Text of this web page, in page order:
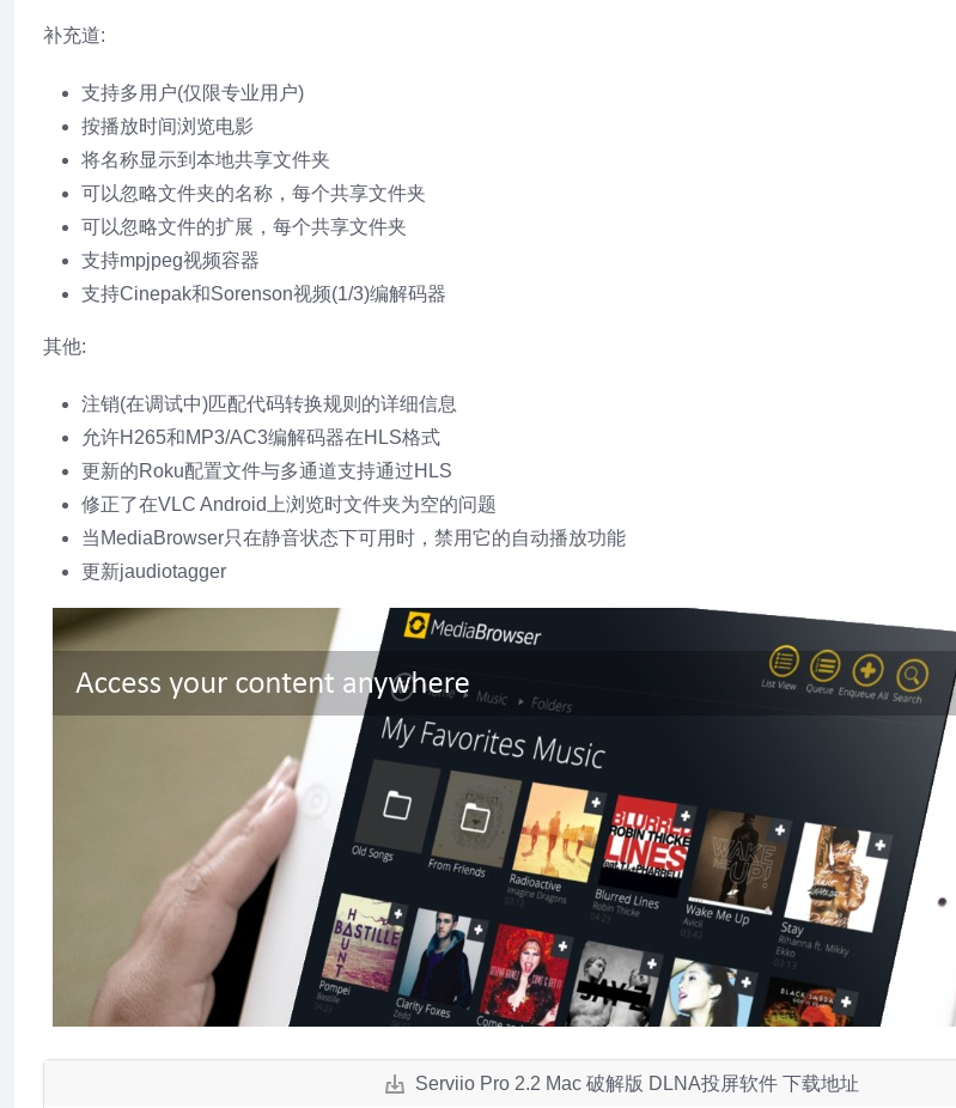
补充道:
支持多用户(仅限专业用户)
按播放时间浏览电影
将名称显示到本地共享文件夹
可以忽略文件夹的名称，每个共享文件夹
可以忽略文件的扩展，每个共享文件夹
支持mpjpeg视频容器
支持Cinepak和Sorenson视频(1/3)编解码器
其他:
注销(在调试中)匹配代码转换规则的详细信息
允许H265和MP3/AC3编解码器在HLS格式
更新的Roku配置文件与多通道支持通过HLS
修正了在VLC Android上浏览时文件夹为空的问题
当MediaBrowser只在静音状态下可用时，禁用它的自动播放功能
更新jaudiotagger
Serviio Pro 2.2 Mac 破解版 DLNA投屏软件 下载地址